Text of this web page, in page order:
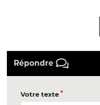
Répondre
Votre texte